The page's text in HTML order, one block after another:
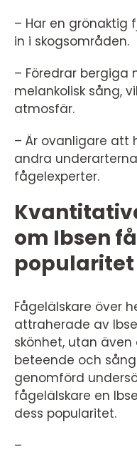
– Har en grönaktig
in i skogsområden.
– Föredrar bergiga
melankolisk sång,
atmosfär.
– Är ovanligare att
andra
fågelexperter.
om Ibsen
popularitet
Fågelälskare över
attraherade av
skönhet, utan
beteende och
genomförd
fågelälskare en
dess popularitet.
–